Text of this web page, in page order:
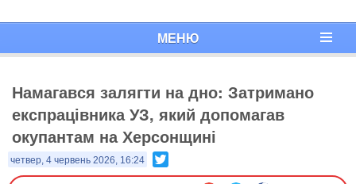
МЕНЮ
Намагався залягти на дно: Затримано
експрацівника УЗ, який допомагав
окупантам на Херсонщині
четвер, 4 червень 2026, 16:24